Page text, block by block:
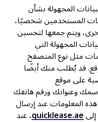
المجهولة بشأن
المستخدمين شخصيًا،
ويتم جمعها لتحسين
المجهولة التي
مثل نوع المتصفح
قد يُطلب منك أيضًا
على موقع
وعنوانك ورقم هاتفك
المعلومات عند إرسال
إلىquicklease.ae، عند